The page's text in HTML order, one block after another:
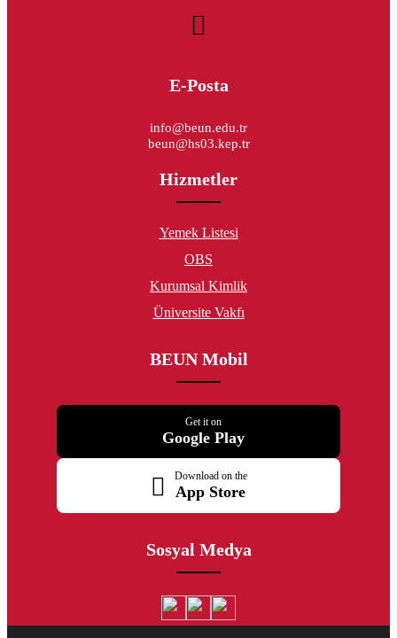
E-Posta
info@beun.edu.tr
beun@hs03.kep.tr
Hizmetler
Yemek Listesi
OBS
Kurumsal Kimlik
Üniversite Vakfı
BEUN Mobil
Get it on
Google Play
Download on the
App Store
Sosyal Medya